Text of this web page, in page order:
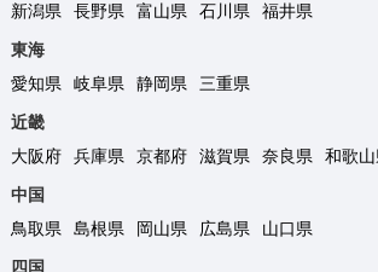
新潟県
長野県 富山県 石川県
福井県
東海
愛知県
岐阜県 静岡県
三重県
近畿
大阪府
兵庫県 京都府 滋賀県 奈良県
和歌山
中国
鳥取県
島根県 岡山県 広島県
山口県
四国